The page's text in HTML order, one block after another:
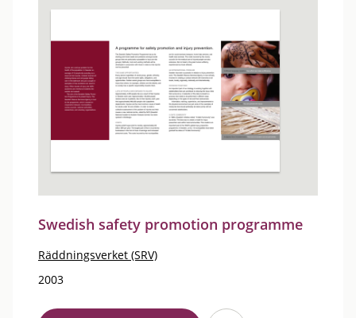
Swedish safety promotion programme
Räddningsverket (SRV)
2003